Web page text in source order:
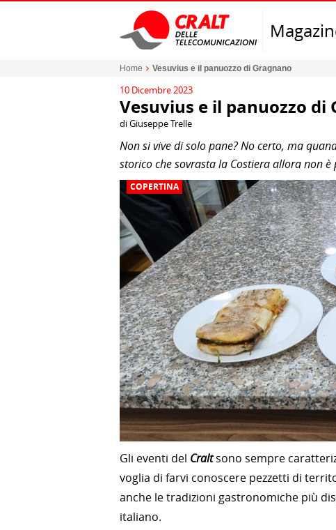
Home Vesuvius e il panuozzo di Gragnano
10 Dicembre 2023
Vesuvius e il panuozzo di
di Giuseppe Trelle
Non si vive di solo pane? No certo, ma
storico che sovrasta la Costiera allora non
COPERTINA
Gli eventi del Craltsono sempre
voglia di farvi conoscere pezzetti di
anche le tradizioni gastronomiche più
italiano.